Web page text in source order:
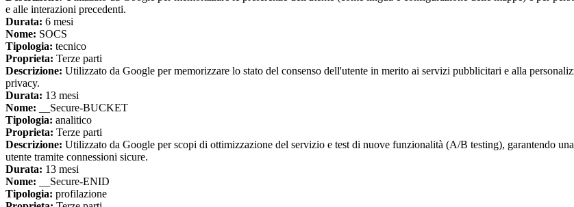
e alle interazioni precedenti.
Durata: 6 mesi
Nome: SOCS
Tipologia: tecnico
Proprieta: Terze parti
Descrizione: Utilizzato da Google per memorizzare lo stato del consenso dell'utente in merito ai servizi pubblicitari e alla
privacy.
Durata: 13 mesi
Nome: __Secure-BUCKET
Tipologia: analitico
Proprieta: Terze parti
Descrizione: Utilizzato da Google per scopi di ottimizzazione del servizio e test di nuove funzionalità (A/B testing), garantendo
utente tramite connessioni sicure.
Durata: 13 mesi
Nome: __Secure-ENID
Tipologia: profilazione